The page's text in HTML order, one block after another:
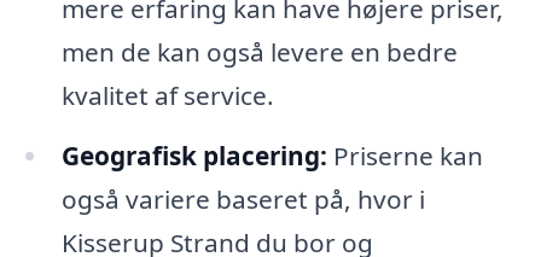
mere erfaring kan have højere priser,
men de kan også levere en bedre
kvalitet af service.
Geografisk placering: Priserne kan
også variere baseret på, hvor i
Kisserup Strand du bor og